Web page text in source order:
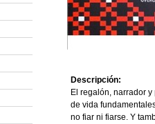
Descripción:
El regalón, narrador
de vida
no fiar ni fiarse. Y